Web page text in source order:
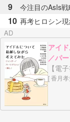
9 今注目のAsIs
10 再考ヒロシン
アイ
／パ
【電
[ 香月